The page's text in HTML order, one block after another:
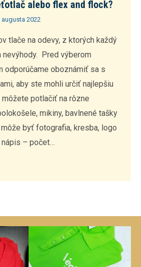
alebo flex and flock?
augusta 2022
tlače na odevy, z ktorých každý
nevýhody. Pred výberom
odporúčame oboznámiť sa s
aby ste mohli určiť najlepšiu
potlačiť na rôzne
mikiny, bavlnené tašky
byť fotografia, kresba, logo
– počet…